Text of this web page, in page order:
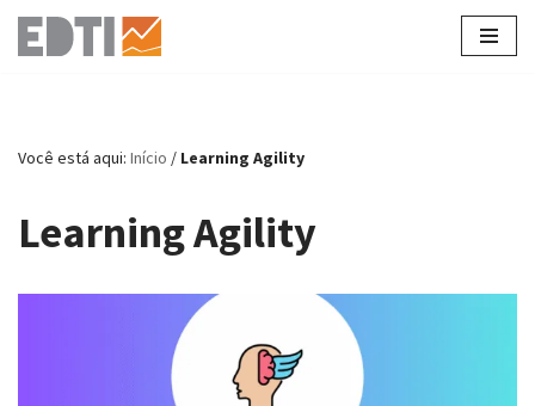
Pular
conteúdo
Você está aqui: Início / Learning Agility
Learning Agility